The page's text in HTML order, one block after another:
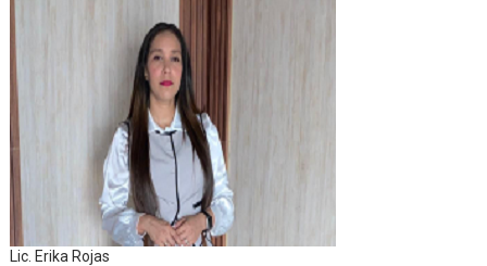
Lic. Erika Rojas